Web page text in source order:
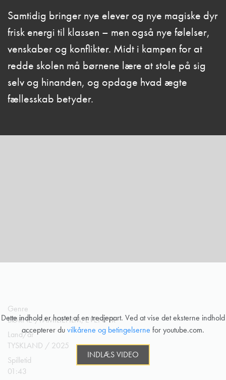
Samtidig bringer nye elever og nye magiske dyr
frisk energi til klassen – men også nye følelser,
venskaber og konflikter. Midt i kampen for at
redde skolen må børnene lære at stole på sig
selv og hinanden, og opdage hvad ægte
fællesskab betyder.
Dette indhold er hostet af en tredjepart. Ved at vise det eksterne indhold
accepterer duvilkårene og betingelserne for youtube.com.
INDLÆS VIDEO
Genre
BØRNE-/FAMILIEFILM, EVENTYR
Land/år
TYSKLAND / 2025
Spilletid
01:43